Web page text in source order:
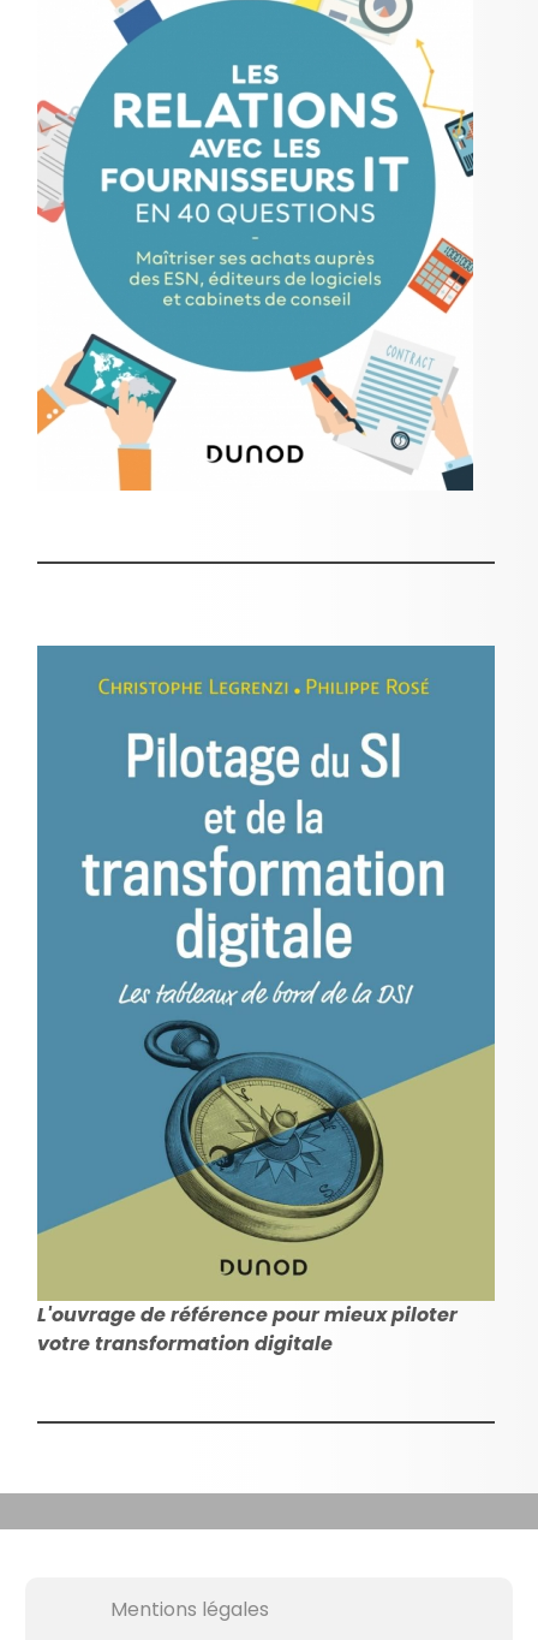
L'ouvrage de référence pour mieux piloter
votre transformation digitale
Mentions légales